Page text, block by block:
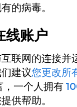
的病毒。
线账户
联网的连接并
建议您更改所
，一个人拥有
供帮助。